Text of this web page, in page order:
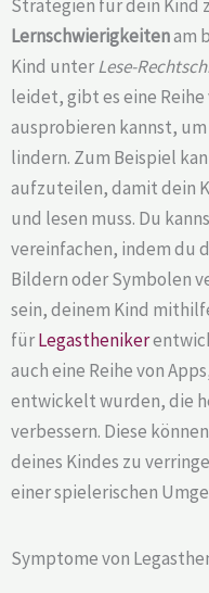
Strategien für dein Kind
Lernschwierigkeitenam
Kind unterLese-
leidet, gibt es eine
ausprobieren kannst,
lindern. Zum Beispiel
aufzuteilen, damit dein
und lesen muss. Du
vereinfachen, indem du
Bildern oder Symbolen
sein, deinem Kind
fürLegastheniker
auch eine Reihe von
entwickelt wurden, die
verbessern. Diese
deines Kindes zu
einer spielerischen
Symptome von